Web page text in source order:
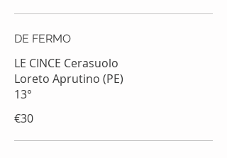
DE FERMO
LE CINCE Cerasuolo
Loreto Aprutino (PE)
13°
€30